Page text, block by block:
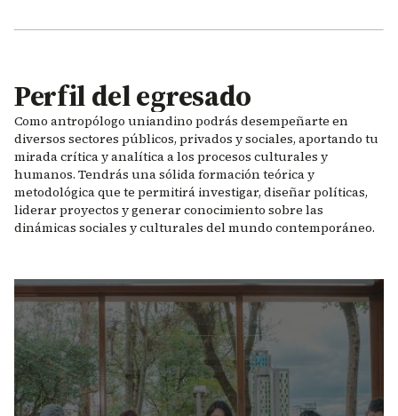
Perfil del egresado
Como antropólogo uniandino podrás desempeñarte en
diversos sectores públicos, privados y sociales, aportando tu
mirada crítica y analítica a los procesos culturales y
humanos. Tendrás una sólida formación teórica y
metodológica que te permitirá investigar, diseñar políticas,
liderar proyectos y generar conocimiento sobre las
dinámicas sociales y culturales del mundo contemporáneo.